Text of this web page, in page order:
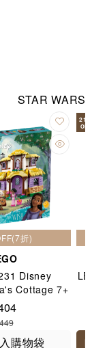
STAR WARS
折)
Disney
Cottage 7+
購物袋
21
OFF